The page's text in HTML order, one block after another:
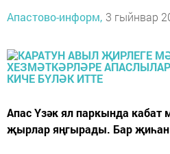
Апастово-информ, 3 гыйнвар
Апас Үзәк ял паркында кабат
җырлар яңгырады. Бар җиһан